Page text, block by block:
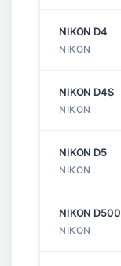
NIKON D4
NIKON
NIKON D4S
NIKON
NIKON D5
NIKON
NIKON D500
NIKON